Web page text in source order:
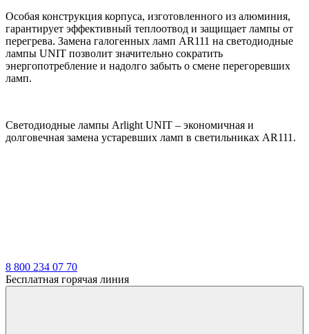
Особая конструкция корпуса, изготовленного из алюминия,
гарантирует эффективный теплоотвод и защищает лампы от
перегрева. Замена галогенных ламп AR111 на светодиодные
лампы UNIT позволит значительно сократить
энергопотребление и надолго забыть о смене перегоревших
ламп.
Светодиодные лампы Arlight UNIT – экономичная и
долговечная замена устаревших ламп в светильниках AR111.
8 800 234 07 70
Бесплатная горячая линия